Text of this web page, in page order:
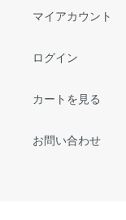
マイアカウント
ログイン
カートを見る
お問い合わせ